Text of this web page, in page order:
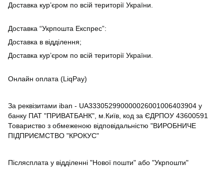
Доставка кур’єром по всій території України.
Доставка “Укрпошта Експрес”:
Доставка в відділення;
Доставка кур’єром по всій території України.
Онлайн оплата (LiqPay)
За реквізитами iban - UA333052990000026001006403904 у
банку ПАТ "ПРИВАТБАНК", м.Київ, код за ЄДРПОУ 43600591
Товариство з обмеженою відповідальністю "ВИРОБНИЧЕ
ПІДПРИЄМСТВО "КРОКУС"
Післясплата у відділенні "Нової пошти" або "Укрпошти"